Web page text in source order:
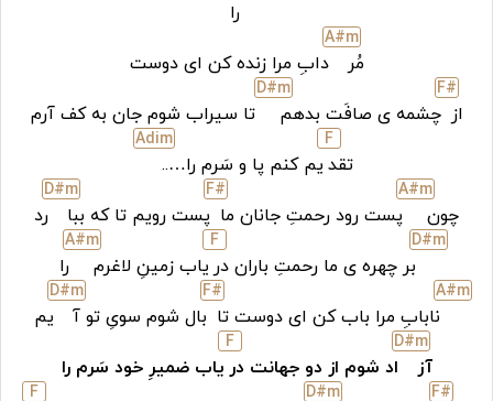
را
مُر
A#m
دابِ مرا زنده کن ای دوست
از
F#
چشمه ی صافَت بدهم
D#m
تا سیراب شوم جان به کف آرم
تقد
F
یم کنم پا و سَرم را…..
Adim
چون
A#m
پست رود رحمتِ جانان ما
F#
پست رویم تا که ببا
D#m
رد
D#m
بر چهره ی ما رحمتِ باران در
F
یاب زمینِ لاغرم
A#m
را
A#m
نابابِ مرا باب کن ای دوست تا
F#
بال شوم سویِ تو آ
D#m
یم
آز
D#m
اد شوم از دو جهانت در
F
یاب ضمیرِ خود سَرم را
F#
D#m
F